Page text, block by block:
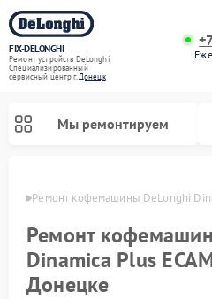
FIX-DELONGHI
Ремонт устройств DeLonghi
Специализированный
cервисный центр г.Донецк
Мы ремонтируем
Ремонт кофемашины DeLonghi
Ремонт
Dinamica Plus
Донецке